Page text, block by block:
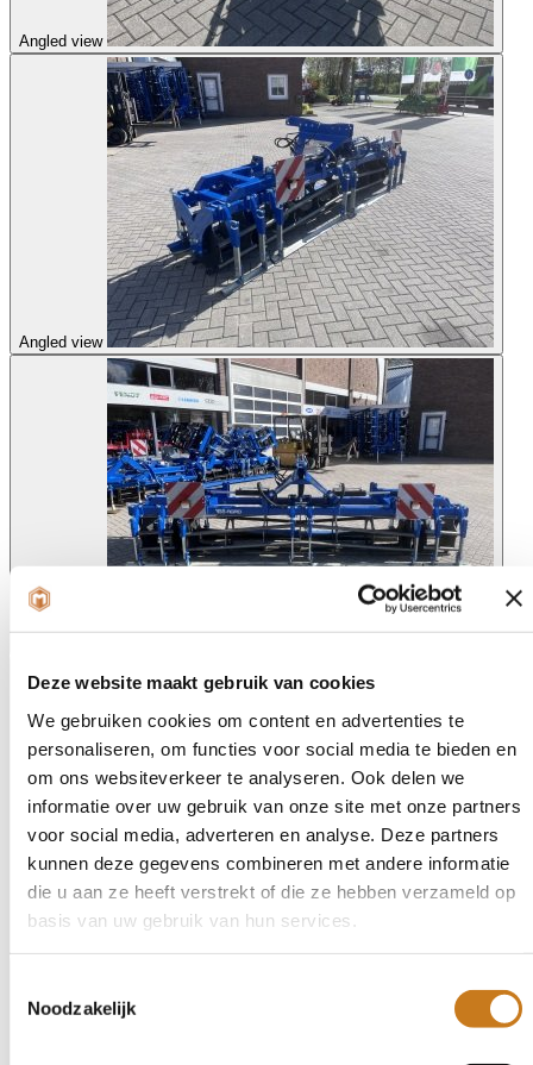
Deze website maakt gebruik van cookies
We gebruiken cookies om content en advertenties te
personaliseren, om functies voor social media te bieden en
om ons websiteverkeer te analyseren. Ook delen we
informatie over uw gebruik van onze site met onze partners
voor social media, adverteren en analyse. Deze partners
kunnen deze gegevens combineren met andere informatie
die u aan ze heeft verstrekt of die ze hebben verzameld op
basis van uw gebruik van hun services.
Noodzakelijk
Angled view
Angled view